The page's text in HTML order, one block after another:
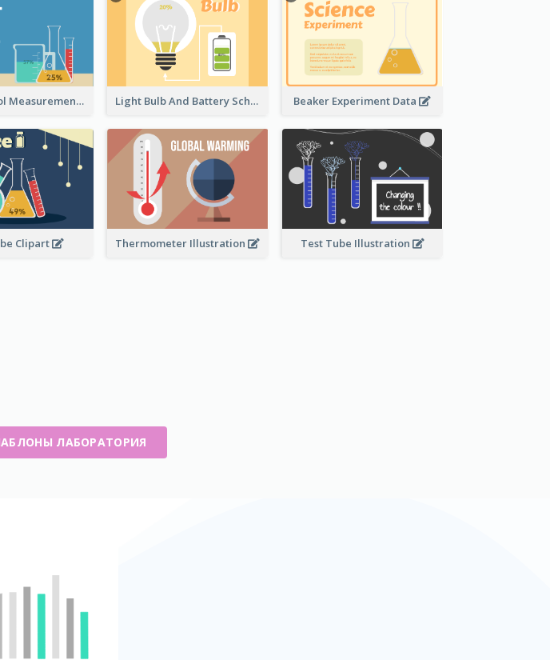
Science Tool Measurement Light Bulb And Battery Schematic Diagram Beaker Experiment Data
Clipart Thermometer Illustration Test Tube Illustration
ЛАБОРАТОРИЯ